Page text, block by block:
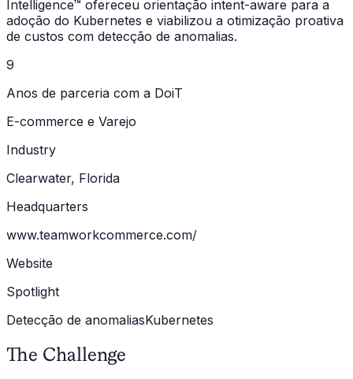
Intelligence™ ofereceu orientação intent-aware para a
adoção do Kubernetes e viabilizou a otimização proativa
de custos com detecção de anomalias.
9
Anos de parceria com a DoiT
E-commerce e Varejo
Industry
Clearwater, Florida
Headquarters
www.teamworkcommerce.com/
Website
Spotlight
Detecção de anomaliasKubernetes
The Challenge